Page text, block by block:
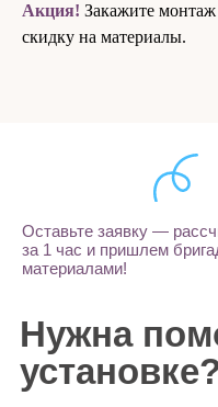
Акция! Закажите
скидку на материалы.
Оставьте заявку —
за 1 час и пришлем
материалами!
Нужна